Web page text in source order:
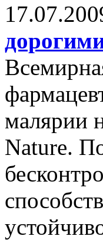
малярии
Nature.